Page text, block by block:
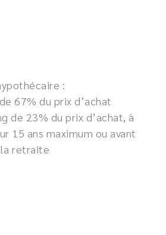
:
67% du prix d’achat
de 23% du prix d’achat, à
15 ans maximum ou avant
retraite